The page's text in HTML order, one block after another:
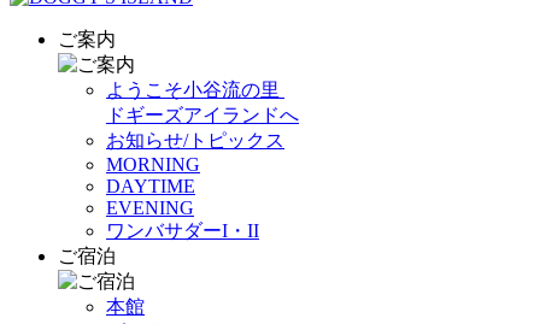
ご案内
ようこそ小谷流の里
ドギーズアイランドへ
お知らせ/トピックス
MORNING
DAYTIME
EVENING
ワンバサダーI・II
ご宿泊
本館